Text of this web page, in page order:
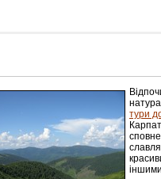
Лічільник відвідувачів
тури